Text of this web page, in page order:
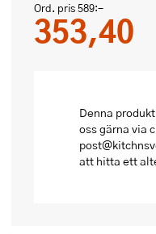
Ord. pris589:-
353,40
Denna
oss gärna via
att hitta ett